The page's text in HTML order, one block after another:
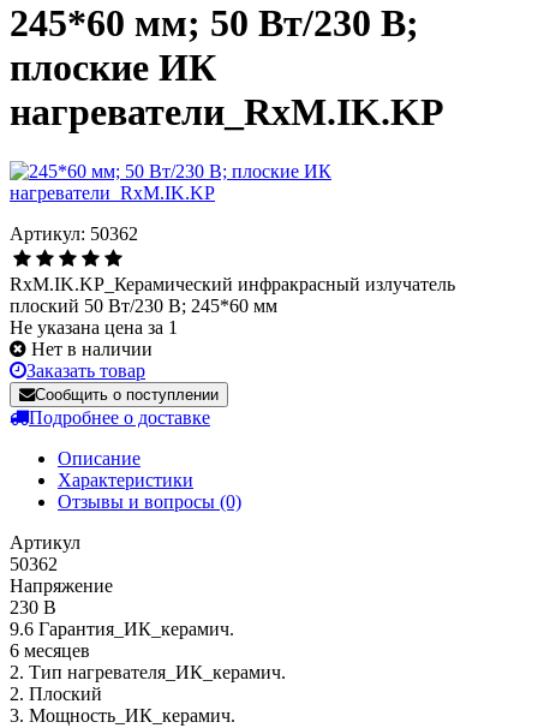
245*60 мм; 50 Вт/230 В;
плоские ИК
нагреватели_RxM.IK.KP
Артикул: 50362
RxM.IK.KP_Керамический инфракрасный излучатель
плоский 50 Вт/230 В; 245*60 мм
Не указана цена за 1
Нет в наличии
Заказать товар
Сообщить о поступлении
Подробнее о доставке
Описание
Характеристики
Отзывы и вопросы (0)
Артикул
50362
Напряжение
230 В
9.6 Гарантия_ИК_керамич.
6 месяцев
2. Тип нагревателя_ИК_керамич.
2. Плоский
3. Мощность_ИК_керамич.